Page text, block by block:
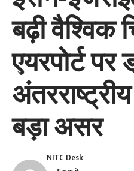
बढ़ी वैश्विक
एयरपोर्ट पर
बड़ा असर
NITC Desk